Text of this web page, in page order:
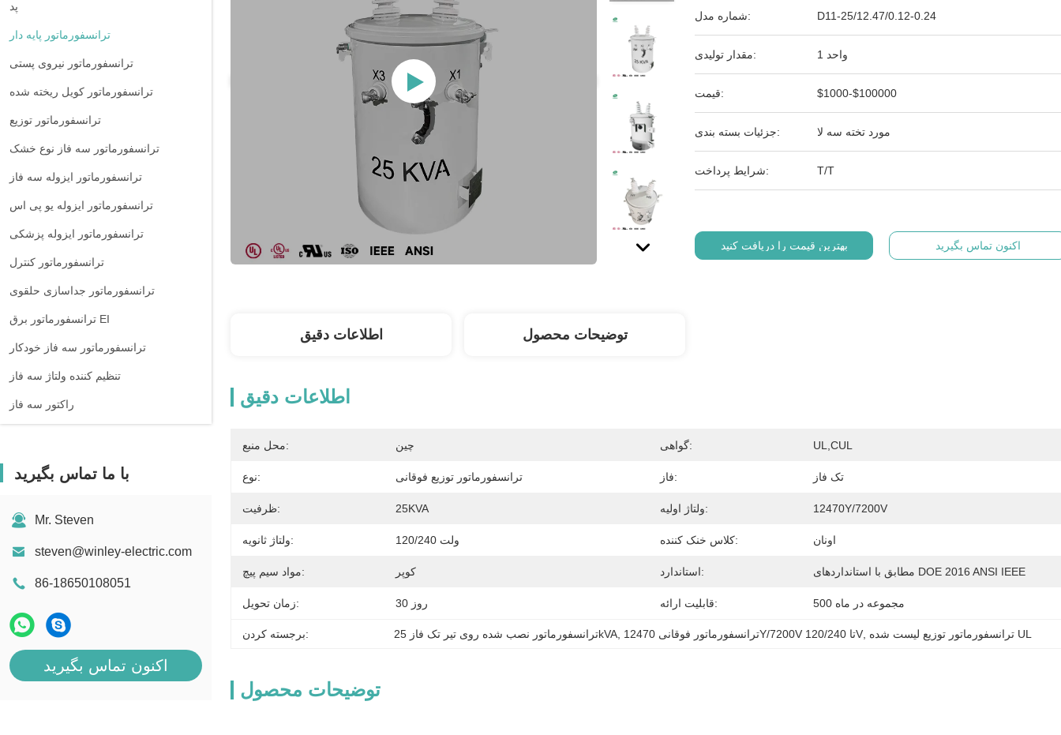
پد
ترانسفورماتور پایه دار
ترانسفورماتور نیروی پستی
ترانسفورماتور کویل ریخته شده
ترانسفورماتور توزیع
ترانسفورماتور سه فاز نوع خشک
ترانسفورماتور ایزوله سه فاز
ترانسفورماتور ایزوله یو پی اس
ترانسفورماتور ایزوله پزشکی
ترانسفورماتور کنترل
ترانسفورماتور جداسازی حلقوی
ترانسفورماتور برق EI
ترانسفورماتور سه فاز خودکار
تنظیم کننده ولتاژ سه فاز
راکتور سه فاز
با ما تماس بگیرید
Mr. Steven
steven@winley-electric.com
86-18650108051
اکنون تماس بگیرید
شماره مدل: D11-25/12.47/0.12-0.24
مقدار تولیدی: 1 واحد
قیمت: $1000-$100000
جزئیات بسته بندی: مورد تخته سه لا
شرایط پرداخت: T/T
بهترین قیمت را دریافت کنید اکنون تماس بگیرید
اطلاعات دقیق توضیحات محصول
اطلاعات دقیق
محل منبع: چین گواهی: UL,cUL
نوع: ترانسفورماتور توزیع فوقانی فاز: تک فاز
ظرفیت: 25KVA ولتاژ اولیه: 12470Y/7200V
ولتاژ ثانویه: 120/240 ولت کلاس خنک کننده: اونان
مواد سیم پیچ: کوپر استاندارد: مطابق با استانداردهای DOE 2016 ANSI IEEE
زمان تحویل: 30 روز قابلیت ارائه: 500 مجموعه در ماه
برجسته کردن: ترانسفورماتور نصب شده روی تیر تک فاز 25kVA ترانسفورماتور فوقانی 12470Y/7200V تا 120/240V ترانسفورماتور توزیع لیست شده UL
توضیحات محصول